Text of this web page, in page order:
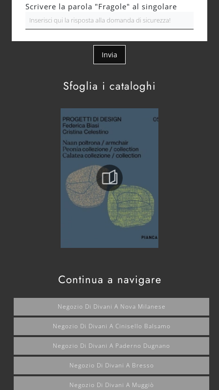
Sfoglia i cataloghi
Continua a navigare
Negozio Di Divani A Nova Milanese
Negozio Di Divani A Cinisello Balsamo
Negozio Di Divani A Paderno Dugnano
Negozio Di Divani A Bresso
Negozio Di Divani A Muggiò
Scrivere la parola "Fragole" al singolare
Invia